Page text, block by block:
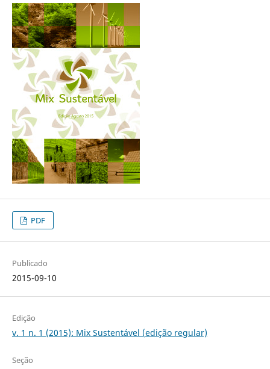
PDF
Publicado
2015-09-10
Edição
v. 1 n. 1 (2015): Mix Sustentável (edição regular)
Seção